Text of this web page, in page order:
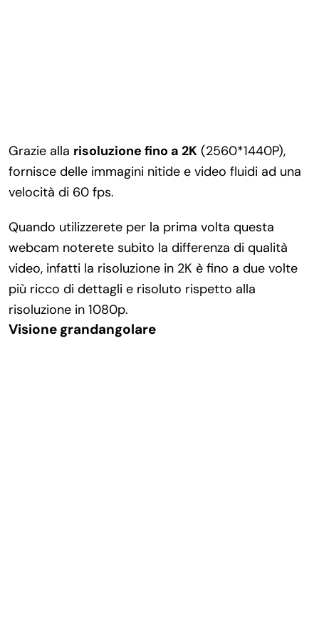
Grazie alla risoluzione fino a 2K (2560*1440P),
fornisce delle immagini nitide e video fluidi ad una
velocità di 60 fps.
Quando utilizzerete per la prima volta questa
webcam noterete subito la differenza di qualità
video, infatti la risoluzione in 2K è fino a due volte
più ricco di dettagli e risoluto rispetto alla
risoluzione in 1080p.
Visione grandangolare